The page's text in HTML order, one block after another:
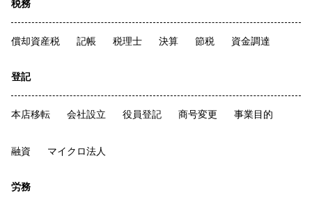
税務
償却資産税 記帳 税理士 決算 節税 資金調達
登記
本店移転 会社設立 役員登記 商号変更 事業目的
融資 マイクロ法人
労務